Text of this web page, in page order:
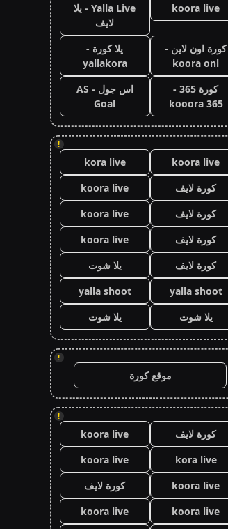
koora live
Yalla Live - يلا
لايف
كورة اون لاين -
koora onl
يلا كورة -
yallakora
كورة 365 -
kooora 365
اس جول - AS
Goal
!
koora live
kora live
كورة لايف
koora live
كورة لايف
koora live
كورة لايف
koora live
كورة لايف
يلا شوت
yalla shoot
yalla shoot
يلا شوت
يلا شوت
!
موقع كورة
!
كورة لايف
koora live
kora live
koora live
koora live
كورة لايف
koora live
koora live